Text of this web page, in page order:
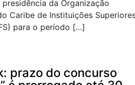
da Organização
Caribe de Instituições
para o período […]
prazo do concurso